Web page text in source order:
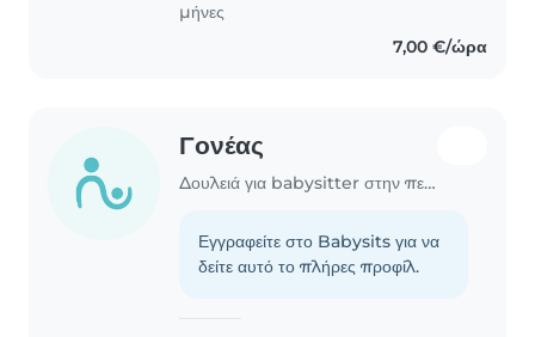
μήνες
7,00 €/ώρα
Γονέας
Δουλειά για babysitter στην περιοχή Χανιά
Εγγραφείτε στο Babysits για να
δείτε αυτό το πλήρες προφίλ.